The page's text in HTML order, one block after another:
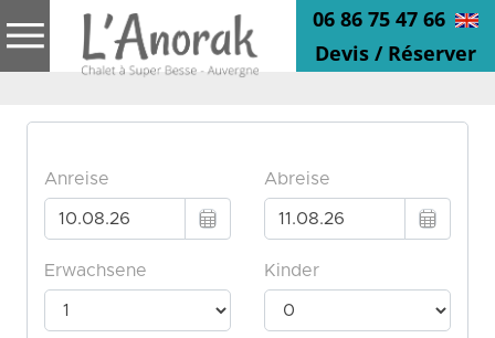
06 86 75 47 66
Devis / Réserver